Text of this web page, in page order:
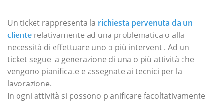
Un ticket rappresenta la richiesta pervenuta da un
cliente relativamente ad una problematica o alla
necessità di effettuare uno o più interventi. Ad un
ticket segue la generazione di una o più attività che
vengono pianificate e assegnate ai tecnici per la
lavorazione.
In ogni attività si possono pianificare facoltativamente